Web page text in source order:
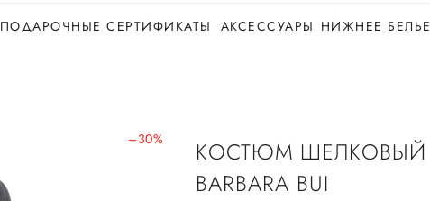
ПОДАРОЧНЫЕ СЕРТИФИКАТЫ АКСЕССУАРЫ НИЖНЕЕ БЕЛЬЕ
–30%
КОСТЮМ ШЕЛКОВЫЙ
BARBARA BUI